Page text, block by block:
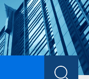
1700度升降式马弗炉 烧